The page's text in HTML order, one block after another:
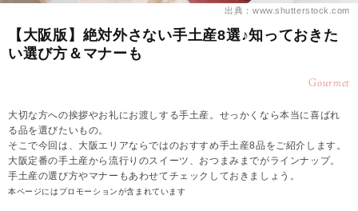
出典：www.shutterstock.com
【大阪版】絶対外さない手土産8選♪知っておきた
い選び方＆マナーも
Gourmet
大切な方への挨拶やお礼にお渡しする手土産。せっかくなら本当に喜ばれ
る品を選びたいもの。
そこで今回は、大阪エリアならではのおすすめ手土産8品をご紹介します。
大阪定番の手土産から流行りのスイーツ、おつまみまでがラインナップ。
手土産の選び方やマナーもあわせてチェックしておきましょう。
本ページにはプロモーションが含まれています